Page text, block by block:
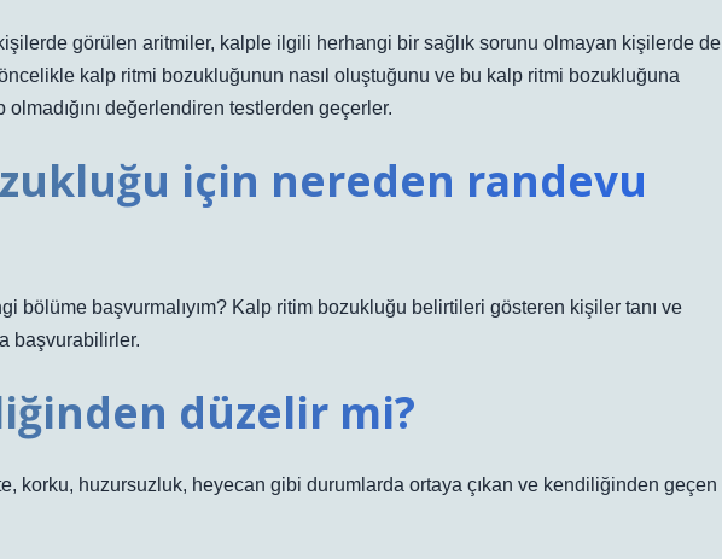
görülen aritmiler, kalple ilgili herhangi bir sağlık sorunu olmayan kişilerde de
kalp ritmi bozukluğunun nasıl oluştuğunu ve bu kalp ritmi bozukluğuna
değerlendiren testlerden geçerler.
için nereden randevu
bölüme başvurmalıyım? Kalp ritim bozukluğu belirtileri gösteren kişiler tanı ve
başvurabilirler.
düzelir mi?
korku, huzursuzluk, heyecan gibi durumlarda ortaya çıkan ve kendiliğinden geçen